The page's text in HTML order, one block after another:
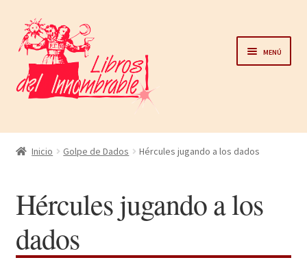
navegación
al
contenido
Menú
Home
Noticias
Autores
Inicio Golpe de Dados Hércules jugando a los dados
Hércules jugando a los
dados